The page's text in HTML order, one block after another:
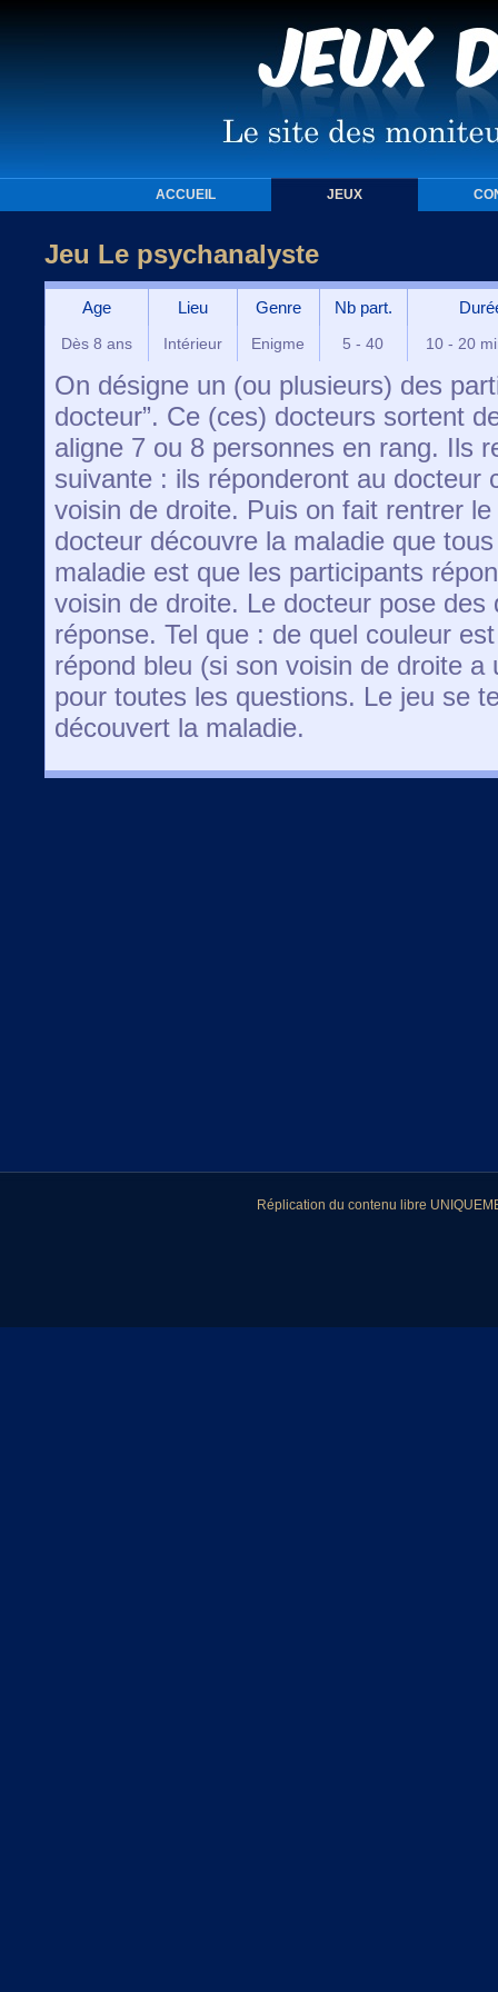
ACCUEIL JEUX
Jeu Le psychanalyste
Age Lieu Genre Nb part.
Dès 8 ans Intérieur Enigme 5 - 40 10 - 20
On désigne un (ou plusieurs) des
docteur”. Ce (ces) docteurs sortent
aligne 7 ou 8 personnes en rang. Ils
suivante : ils réponderont au docteur
voisin de droite. Puis on fait rentrer
docteur découvre la maladie que
maladie est que les participants
voisin de droite. Le docteur pose
réponse. Tel que : de quel couleur
répond bleu (si son voisin de droite
pour toutes les questions. Le jeu se
découvert la maladie.
Réplication du contenu libre